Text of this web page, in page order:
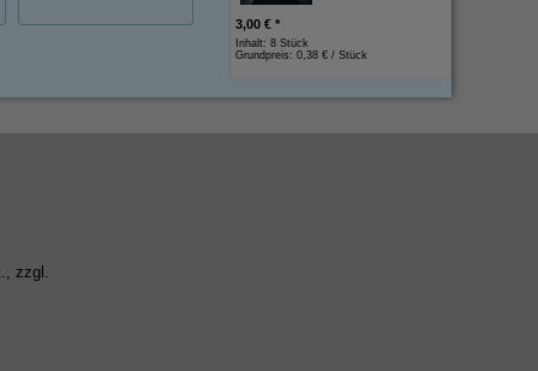
3,00 € *
Inhalt: 8 Stück
Grundpreis: 0,38 € / Stück
zzgl.